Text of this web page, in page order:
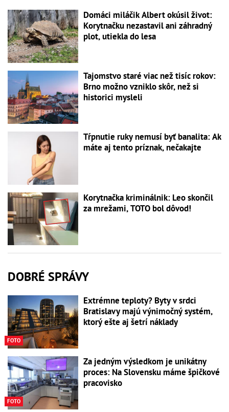
Domáci miláčik Albert okúsil život:
Korytnačku nezastavil ani záhradný
plot, utiekla do lesa
Tajomstvo staré viac než tisíc rokov:
Brno možno vzniklo skôr, než si
historici mysleli
Tŕpnutie ruky nemusí byť banalita: Ak
máte aj tento príznak, nečakajte
Korytnačka kriminálnik: Leo skončil
za mrežami, TOTO bol dôvod!
DOBRÉ SPRÁVY
FOTO
Extrémne teploty? Byty v srdci
Bratislavy majú výnimočný systém,
ktorý ešte aj šetrí náklady
FOTO
Za jedným výsledkom je unikátny
proces: Na Slovensku máme špičkové
pracovisko